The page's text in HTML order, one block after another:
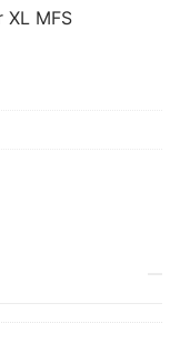
XL MFS